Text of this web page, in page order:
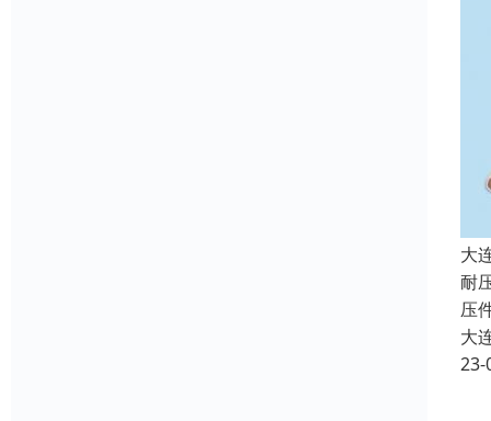
大
耐
压
大
23-